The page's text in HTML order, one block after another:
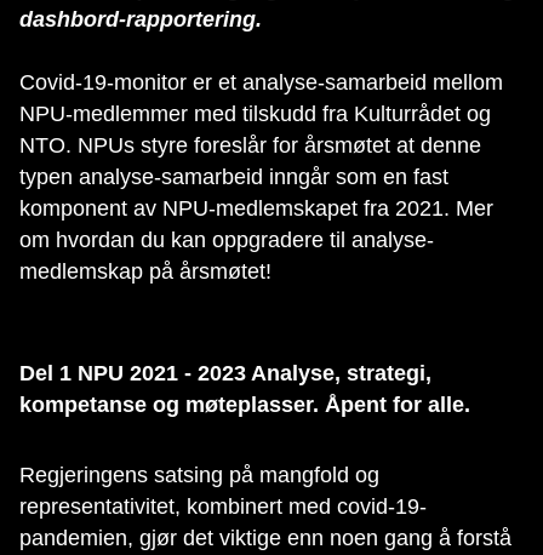
dashbord-rapportering.
Covid-19-monitor er et analyse-samarbeid mellom
NPU-medlemmer med tilskudd fra Kulturrådet og
NTO. NPUs styre foreslår for årsmøtet at denne
typen analyse-samarbeid inngår som en fast
komponent av NPU-medlemskapet fra 2021. Mer
om hvordan du kan oppgradere til analyse-
medlemskap på årsmøtet!
Del 1 NPU 2021 - 2023 Analyse, strategi,
kompetanse og møteplasser. Åpent for alle.
Regjeringens satsing på mangfold og
representativitet, kombinert med covid-19-
pandemien, gjør det viktige enn noen gang å forstå